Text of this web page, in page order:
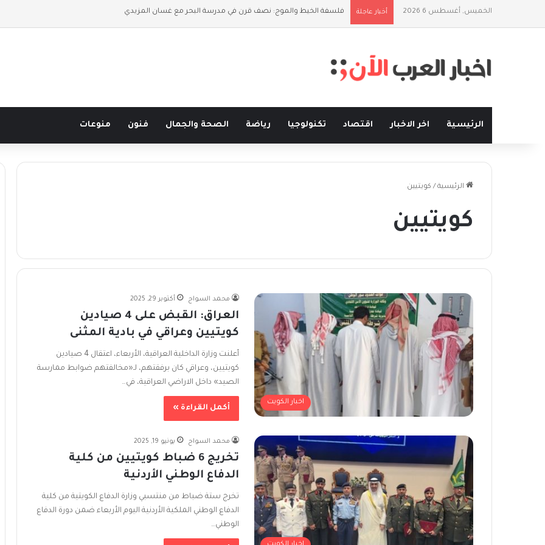
الخميس, أغسطس 6 2026 أخبار عاجلة فلسفة الخيط والموج: نصف قرن في مدرسة البحر مع غسان المزيدي
الرئيسية اخر الاخبار اقتصاد تكنولوجيا رياضة الصحة والجمال فنون منوعات
الرئيسية / كويتيين
كويتيين
اخبار الكويت
محمد السواح أكتوبر 29, 2025
العراق: القبض على 4 صيادين
كويتيين وعراقي في بادية المثنى
أعلنت وزارة الداخلية العراقية، الأربعاء، اعتقال 4 صيادين
كويتيين، وعراقي كان برفقتهم، لـ«مخالفتهم ضوابط ممارسة
الصيد» داخل الاراضي العراقية، في…
أكمل القراءة »
محمد السواح يونيو 19, 2025
تخريج 6 ضباط كويتيين من كلية
الدفاع الوطني الأردنية
تخرج ستة ضباط من منتسبي وزارة الدفاع الكويتية من كلية
الدفاع الوطني الملكية الأردنية اليوم الأربعاء ضمن دورة الدفاع
الوطني…